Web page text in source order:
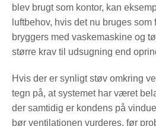
blev brugt som kontor, kan
luftbehov, hvis det nu bruges som
bryggers med vaskemaskine og
større krav til udsugning end
Hvis der er synligt støv omkring
tegn på, at systemet har været
der samtidig er kondens på
bør ventilationen vurderes, før